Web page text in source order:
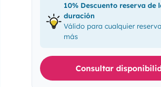
10% Descuento reserva de
duración
Válido para cualquier
más
Consultar